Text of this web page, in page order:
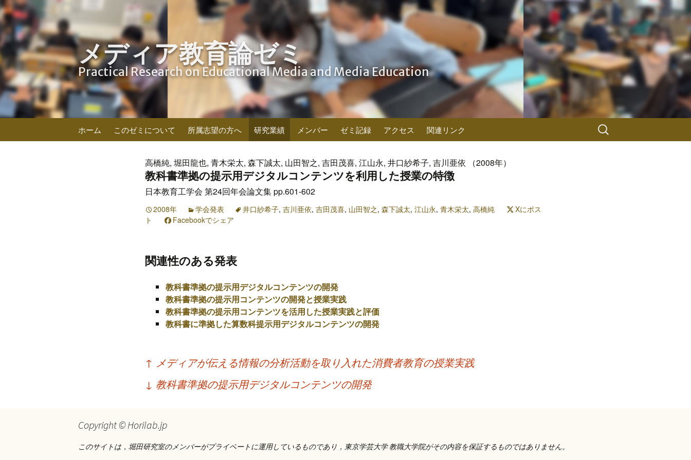
メディア教育論ゼミ
Practical Research on Educational Media and Media Education
ホーム このゼミについて 所属志望の方へ 研究業績 メンバー ゼミ記録 アクセス 関連リンク
検
索:
高橋純, 堀田龍也, 青木栄太, 森下誠太, 山田智之, 吉田茂喜, 江山永, 井口紗希子, 吉川亜依 （2008年）
教科書準拠の提示用デジタルコンテンツを利用した授業の特徴
日本教育工学会 第24回年会論文集 pp.601-602
2008年 学会発表 井口紗希子, 吉川亜依, 吉田茂喜, 山田智之, 森下誠太, 江山永, 青木栄太, 高橋純
Xにポス
ト
Facebookでシェア
関連性のある発表
教科書準拠の提示用デジタルコンテンツの開発
教科書準拠の提示用コンテンツの開発と授業実践
教科書準拠の提示用コンテンツを活用した授業実践と評価
教科書に準拠した算数科提示用デジタルコンテンツの開発
↑ メディアが伝える情報の分析活動を取り入れた消費者教育の授業実践
↓ 教科書準拠の提示用デジタルコンテンツの開発
Copyright © Horilab.jp
このサイトは，堀田研究室のメンバーがプライベートに運用しているものであり，東京学芸大学 教職大学院がその内容を保証するものではありません。